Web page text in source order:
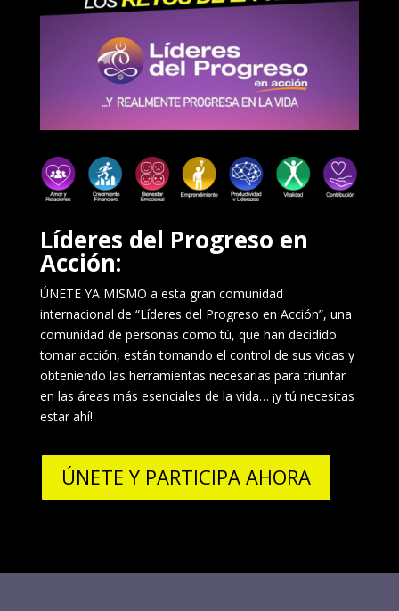
Líderes del Progreso en
Acción:
ÚNETE YA MISMO a esta gran comunidad
internacional de “Líderes del Progreso en Acción”, una
comunidad de personas como tú, que han decidido
tomar acción, están tomando el control de sus vidas y
obteniendo las herramientas necesarias para triunfar
en las áreas más esenciales de la vida… ¡y tú necesitas
estar ahí!
ÚNETE Y PARTICIPA AHORA